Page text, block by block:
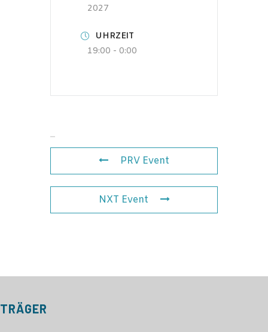
2027
UHRZEIT
19:00 - 0:00
PRV Event
NXT Event
TRÄGER